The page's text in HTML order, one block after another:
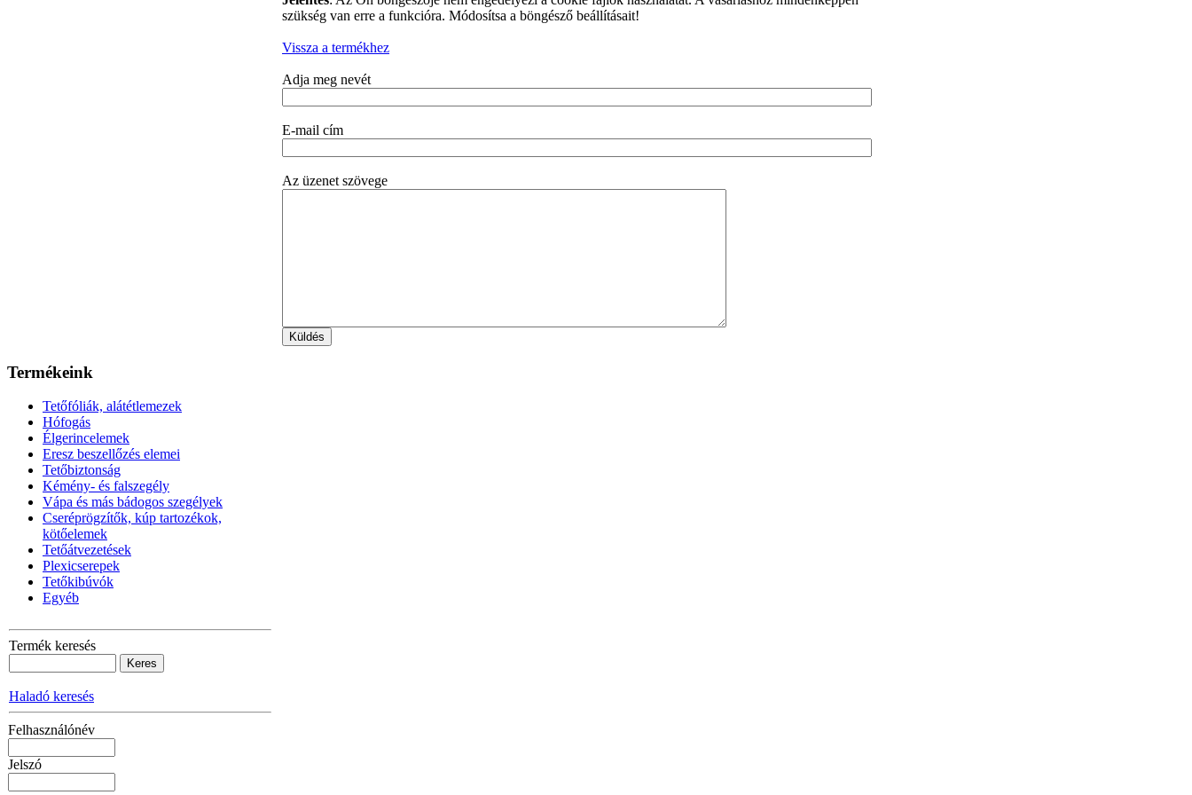
szükség van erre a funkcióra. Módosítsa a böngésző beállításait!
Vissza a termékhez
Adja meg nevét
E-mail cím
Az üzenet szövege
Termékeink
Tetőfóliák, alátétlemezek
Hófogás
Élgerincelemek
Eresz beszellőzés elemei
Tetőbiztonság
Kémény- és falszegély
Vápa és más bádogos szegélyek
Cseréprögzítők, kúp tartozékok,
kötőelemek
Tetőátvezetések
Plexicserepek
Tetőkibúvók
Egyéb
Termék keresés
Haladó keresés
Felhasználónév
Jelszó